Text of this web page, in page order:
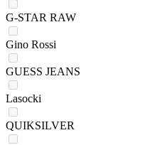
G-STAR RAW
Gino Rossi
GUESS JEANS
Lasocki
QUIKSILVER